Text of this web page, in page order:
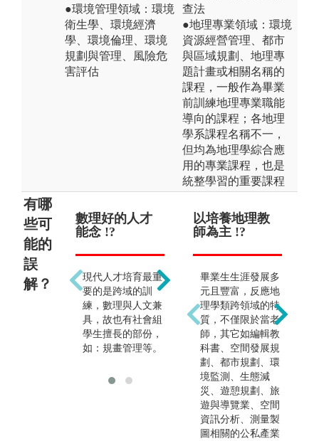
●環境管理領域：環境
衛生學、環境經濟
學、環境倫理、環境
規劃與管理、風險危
害評估
查法
●地理專業領域：環境
資源經營管理、都市
與區域規劃、地理專
題計畫或相關名稱的
課程，一般作為畢業
前訓練地理專業職能
導向的課程；各地理
學系課程名稱不一，
但均為地理學綜合應
用的專業課程，也是
統整學習的重要課程
有哪
些可
能的
誤
解？
數理好的人才
能念 !?
現代人才培育最重
要的是跨域的訓
練，數理與人文兼
具，故也有社會組
學生擅長的部份，
如：規畫管理等。
畢業後主要是
做環保、垃圾
環工培育的為中高
階管理人才，環安
人員、高科技廠
務、綠能系統設計
都能做。
以培養地理教
師為主 !?
畢業生生涯發展多
元且豐富，反應地
理學類跨領域的特
質，不僅限於當老
師，其它如編輯教
科書、空間發展規
劃、都市規劃、環
境監測、生態減
災、遊憩規劃、旅
遊與導覽業、空間
資訊分析、測量製
圖相關的公私產業